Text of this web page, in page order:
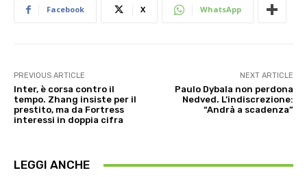
Facebook X WhatsApp
PREVIOUS ARTICLE
Inter, è corsa contro il
tempo. Zhang insiste per il
prestito, ma da Fortress
interessi in doppia cifra
NEXT ARTICLE
Paulo Dybala non perdona
Nedved. L’indiscrezione:
“Andrà a scadenza”
LEGGI ANCHE